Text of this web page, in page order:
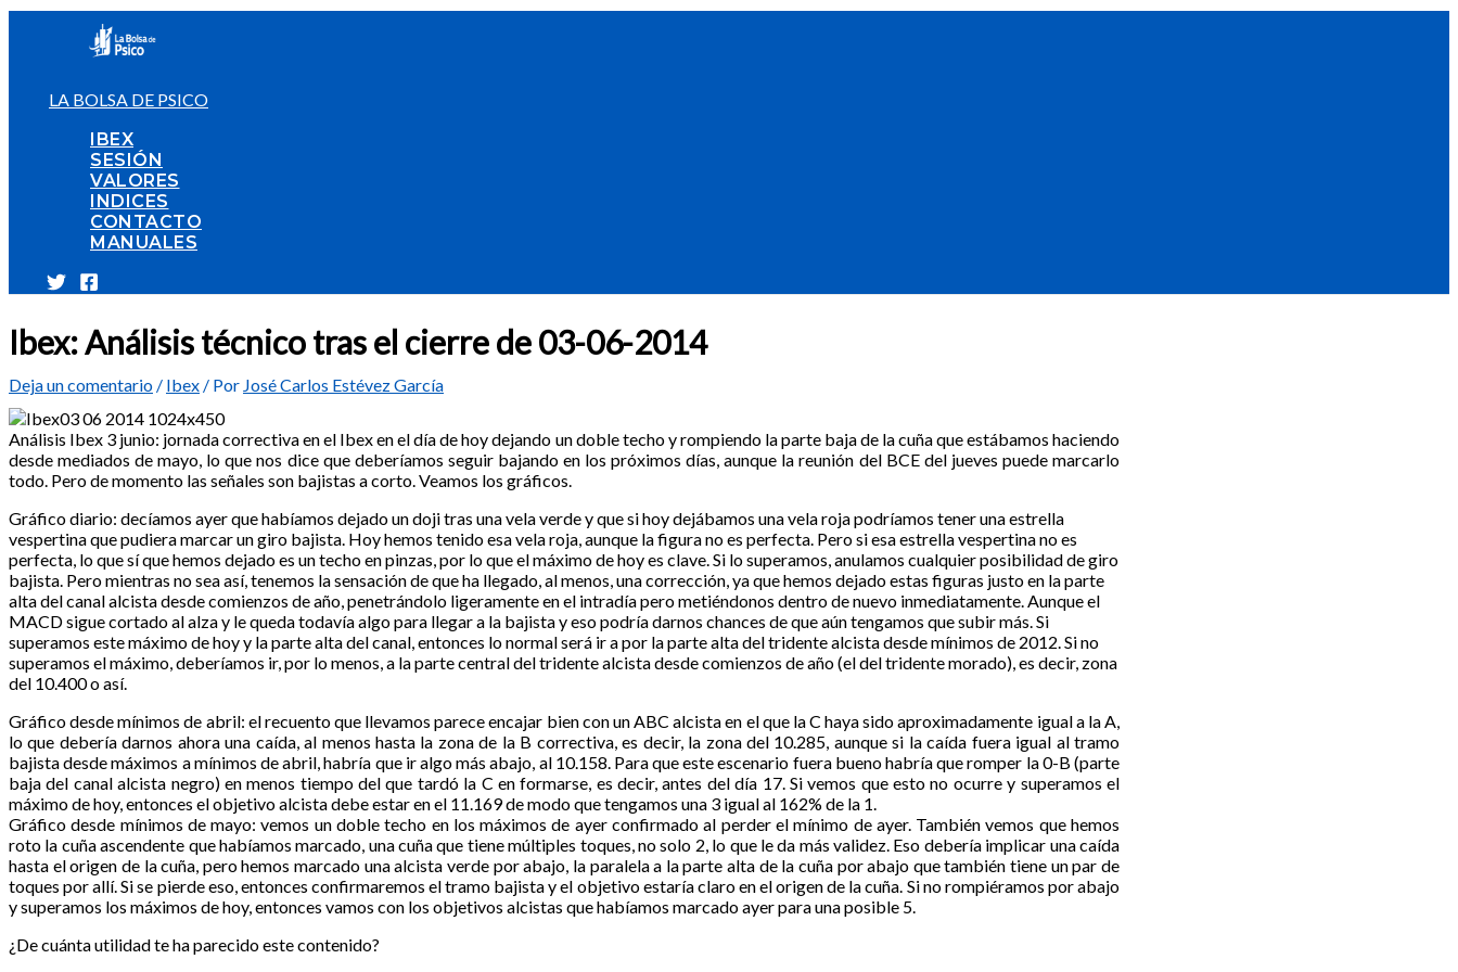
LA BOLSA DE PSICO
IBEX
SESIÓN
VALORES
INDICES
CONTACTO
MANUALES
Ibex: Análisis técnico tras el cierre de 03-06-2014
Deja un comentario / Ibex / Por José Carlos Estévez García
Análisis Ibex 3 junio: jornada correctiva en el Ibex en el día de hoy dejando un doble techo y rompiendo la parte baja de la cuña que estábamos haciendo
desde mediados de mayo, lo que nos dice que deberíamos seguir bajando en los próximos días, aunque la reunión del BCE del jueves puede marcarlo
todo. Pero de momento las señales son bajistas a corto. Veamos los gráficos.
Gráfico diario: decíamos ayer que habíamos dejado un doji tras una vela verde y que si hoy dejábamos una vela roja podríamos tener una estrella
vespertina que pudiera marcar un giro bajista. Hoy hemos tenido esa vela roja, aunque la figura no es perfecta. Pero si esa estrella vespertina no es
perfecta, lo que sí que hemos dejado es un techo en pinzas, por lo que el máximo de hoy es clave. Si lo superamos, anulamos cualquier posibilidad de giro
bajista. Pero mientras no sea así, tenemos la sensación de que ha llegado, al menos, una corrección, ya que hemos dejado estas figuras justo en la parte
alta del canal alcista desde comienzos de año, penetrándolo ligeramente en el intradía pero metiéndonos dentro de nuevo inmediatamente. Aunque el
MACD sigue cortado al alza y le queda todavía algo para llegar a la bajista y eso podría darnos chances de que aún tengamos que subir más. Si
superamos este máximo de hoy y la parte alta del canal, entonces lo normal será ir a por la parte alta del tridente alcista desde mínimos de 2012. Si no
superamos el máximo, deberíamos ir, por lo menos, a la parte central del tridente alcista desde comienzos de año (el del tridente morado), es decir, zona
del 10.400 o así.
Gráfico desde mínimos de abril: el recuento que llevamos parece encajar bien con un ABC alcista en el que la C haya sido aproximadamente igual a la A,
lo que debería darnos ahora una caída, al menos hasta la zona de la B correctiva, es decir, la zona del 10.285, aunque si la caída fuera igual al tramo
bajista desde máximos a mínimos de abril, habría que ir algo más abajo, al 10.158. Para que este escenario fuera bueno habría que romper la 0-B (parte
baja del canal alcista negro) en menos tiempo del que tardó la C en formarse, es decir, antes del día 17. Si vemos que esto no ocurre y superamos el
máximo de hoy, entonces el objetivo alcista debe estar en el 11.169 de modo que tengamos una 3 igual al 162% de la 1.
Gráfico desde mínimos de mayo: vemos un doble techo en los máximos de ayer confirmado al perder el mínimo de ayer. También vemos que hemos
roto la cuña ascendente que habíamos marcado, una cuña que tiene múltiples toques, no solo 2, lo que le da más validez. Eso debería implicar una caída
hasta el origen de la cuña, pero hemos marcado una alcista verde por abajo, la paralela a la parte alta de la cuña por abajo que también tiene un par de
toques por allí. Si se pierde eso, entonces confirmaremos el tramo bajista y el objetivo estaría claro en el origen de la cuña. Si no rompiéramos por abajo
y superamos los máximos de hoy, entonces vamos con los objetivos alcistas que habíamos marcado ayer para una posible 5.
¿De cuánta utilidad te ha parecido este contenido?